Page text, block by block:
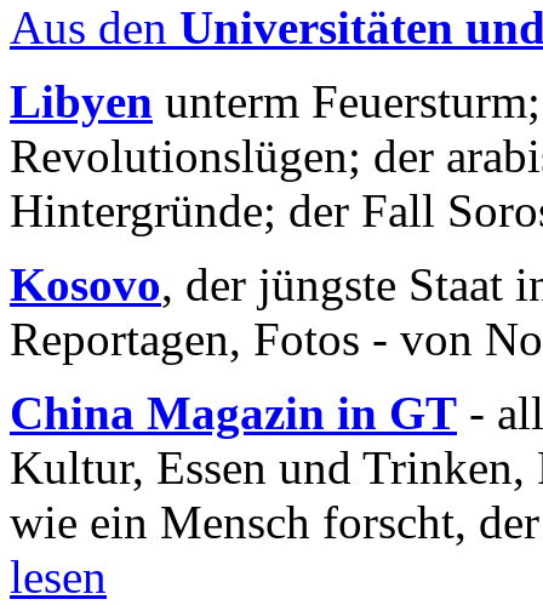
Aus den Universitäten
Libyen unterm
Revolutionslügen; der
Hintergründe; der Fall
Kosovo, der jüngste Staat
Reportagen, Fotos - von
China Magazin in GT -
Kultur, Essen und
wie ein Mensch forscht,
lesen